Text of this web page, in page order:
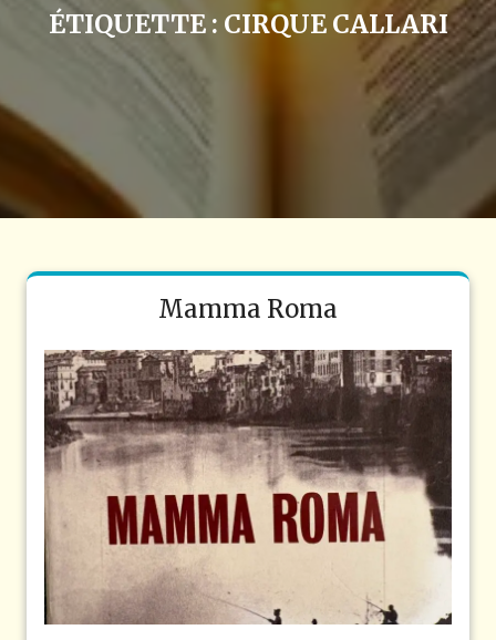
ÉTIQUETTE : CIRQUE CALLARI
Mamma Roma